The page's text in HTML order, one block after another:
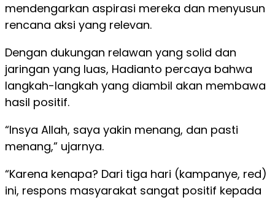
mendengarkan aspirasi mereka dan menyusun
rencana aksi yang relevan.
Dengan dukungan relawan yang solid dan
jaringan yang luas, Hadianto percaya bahwa
langkah-langkah yang diambil akan membawa
hasil positif.
“Insya Allah, saya yakin menang, dan pasti
menang,” ujarnya.
“Karena kenapa? Dari tiga hari (kampanye, red)
ini, respons masyarakat sangat positif kepada